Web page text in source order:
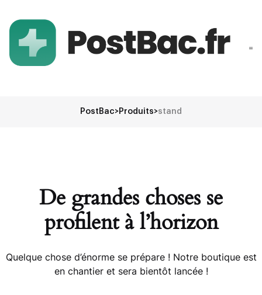
PostBac>Produits>stand
De grandes choses se
profilent à l’horizon
Quelque chose d’énorme se prépare ! Notre boutique est
en chantier et sera bientôt lancée !